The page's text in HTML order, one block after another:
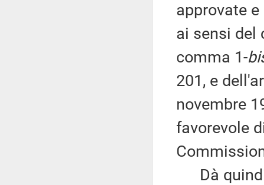
approvate
ai sensi del
comma 1-
201, e
novembre
favorevole
Dà quindi